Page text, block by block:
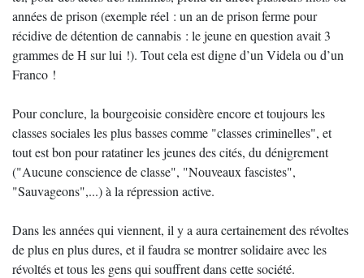
années de prison (exemple réel : un an de prison ferme pour
récidive de détention de cannabis : le jeune en question avait 3
grammes de H sur lui !). Tout cela est digne d’un Videla ou d’un
Franco !
Pour conclure, la bourgeoisie considère encore et toujours les
classes sociales les plus basses comme "classes criminelles", et
tout est bon pour ratatiner les jeunes des cités, du dénigrement
("Aucune conscience de classe", "Nouveaux fascistes",
"Sauvageons",...) à la répression active.
Dans les années qui viennent, il y a aura certainement des révoltes
de plus en plus dures, et il faudra se montrer solidaire avec les
révoltés et tous les gens qui souffrent dans cette société.